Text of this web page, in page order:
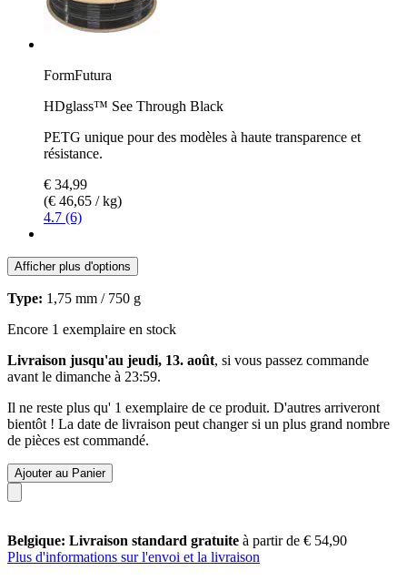
FormFutura
HDglass™ See Through Black
PETG unique pour des modèles à haute transparence et
résistance.
€ 34,99
(€ 46,65 / kg)
4.7 (6)
Afficher plus d'options
Type: 1,75 mm / 750 g
Encore 1 exemplaire en stock
Livraison jusqu'au jeudi, 13. août, si vous passez commande
avant le dimanche à 23:59.
Il ne reste plus qu' 1 exemplaire de ce produit. D'autres arriveront
bientôt ! La date de livraison peut changer si un plus grand nombre
de pièces est commandé.
Ajouter au Panier
Belgique: Livraison standard gratuite à partir de € 54,90
Plus d'informations sur l'envoi et la livraison